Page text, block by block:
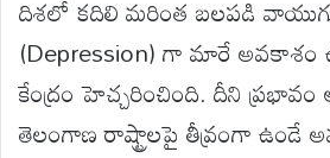
దిశలో కదిలి మరింత బలపడి
(Depression) గా మారే అవకాశం
కేంద్రం హెచ్చరించింది. దీని ప్రభావం
తెలంగాణ రాష్ట్రాలపై తీవ్రంగా ఉండే